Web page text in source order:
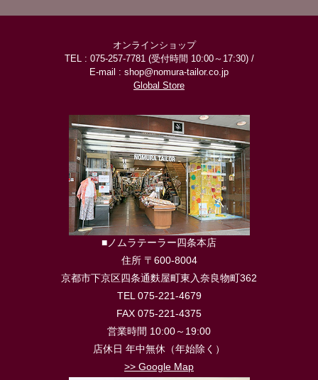
オンラインショップ
TEL : 075-257-7781 (受付時間 10:00～17:30) /
E-mail : shop@nomura-tailor.co.jp
Global Store
■ノムラテーラー四条本店
住所 〒600-8004
京都市下京区四条通麩屋町東入奈良物町362
TEL 075-221-4679
FAX 075-221-4375
営業時間 10:00～19:00
店休日 年中無休（年始除く）
>> Google Map